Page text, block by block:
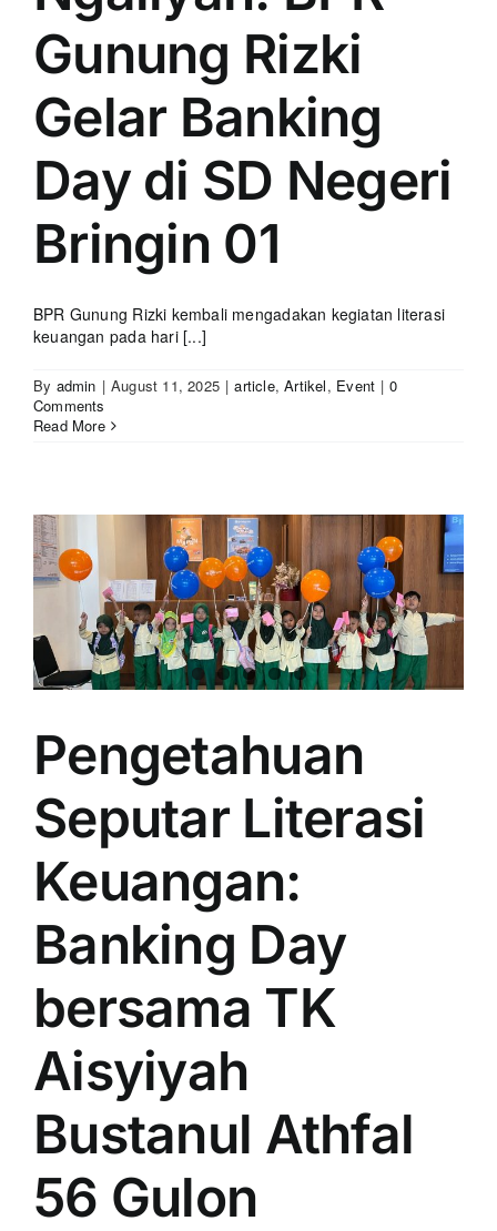
Gunung Rizki
Gelar Banking
Day di SD Negeri
Bringin 01
BPR Gunung Rizki kembali mengadakan kegiatan literasi
keuangan pada hari [...]
By admin | August 11, 2025 | article,Artikel, Event | 0
Comments
Read More
Pengetahuan
Seputar Literasi
Keuangan:
Banking Day
bersama TK
Aisyiyah
Bustanul Athfal
56 Gulon